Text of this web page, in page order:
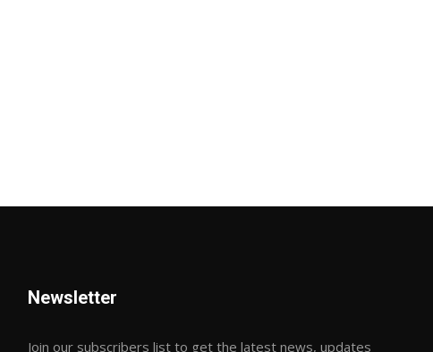
Newsletter
Join our subscribers list to get the latest news, updates